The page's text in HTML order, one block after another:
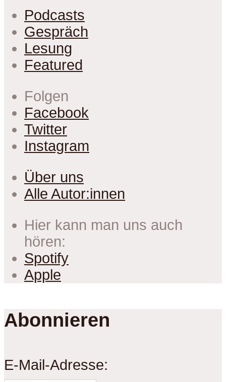
Podcasts
Gespräch
Lesung
Featured
Folgen
Facebook
Twitter
Instagram
Über uns
Alle Autor:innen
Hier kann man uns auch
hören:
Spotify
Apple
Abonnieren
E-Mail-Adresse: